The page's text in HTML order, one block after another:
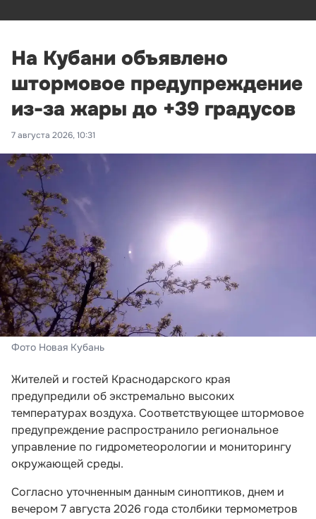
На Кубани объявлено
штормовое предупреждение
из-за жары до +39 градусов
7 августа 2026, 10:31
Фото Новая Кубань
Жителей и гостей Краснодарского края
предупредили об экстремально высоких
температурах воздуха. Соответствующее штормовое
предупреждение распространило региональное
управление по гидрометеорологии и мониторингу
окружающей среды.
Согласно уточненным данным синоптиков, днем и
вечером 7 августа 2026 года столбики термометров